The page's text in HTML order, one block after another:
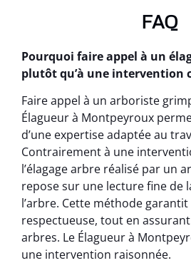
FAQ
Pourquoi faire appel à un
plutôt qu’à une intervention
Faire appel à un arboriste
Élagueur à Montpeyroux
d’une expertise adaptée au
Contrairement à une
l’élagage arbre réalisé par un
repose sur une lecture fine de
l’arbre. Cette méthode
respectueuse, tout en
arbres. Le Élagueur à
une intervention raisonnée.